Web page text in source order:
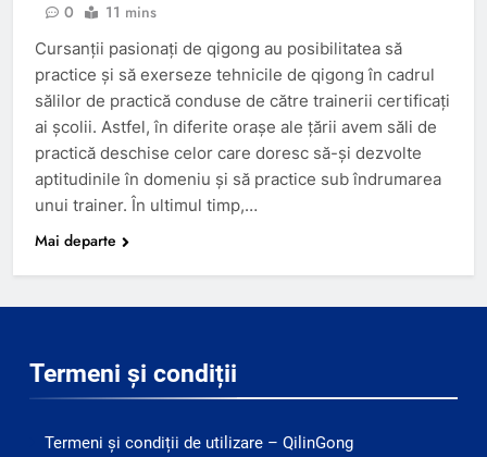
0 11 mins
Cursanții pasionați de qigong au posibilitatea să
practice și să exerseze tehnicile de qigong în cadrul
sălilor de practică conduse de către trainerii certificați
ai școlii. Astfel, în diferite orașe ale țării avem săli de
practică deschise celor care doresc să-și dezvolte
aptitudinile în domeniu și să practice sub îndrumarea
unui trainer. În ultimul timp,…
Mai departe
Termeni și condiții
Termeni și condiții de utilizare – QilinGong